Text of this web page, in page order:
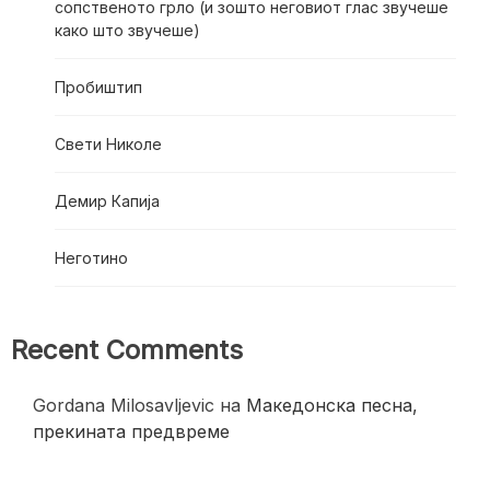
сопственото грло (и зошто неговиот глас звучеше
како што звучеше)
Пробиштип
Свети Николе
Демир Капија
Неготино
Recent Comments
Gordana Milosavljevic на Македонска песна,
прекината предвреме